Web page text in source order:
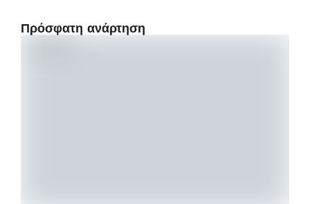
Πρόσφατη ανάρτηση